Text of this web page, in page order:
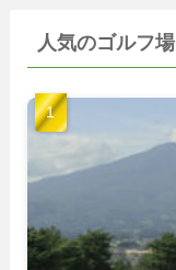
(103)
(40)
(22)
(40)
(14)
(22)
(23)
(22)
人気のゴルフ場